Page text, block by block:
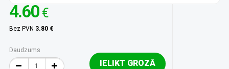
4.60 €
Bez PVN 3.80 €
Daudzums
IELIKT GROZĀ